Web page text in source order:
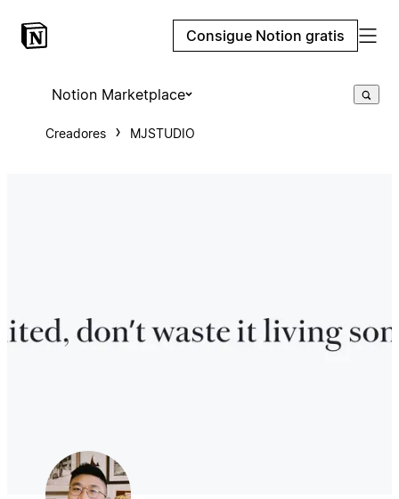
Consigue Notion gratis
Notion Marketplace
Creadores MJSTUDIO